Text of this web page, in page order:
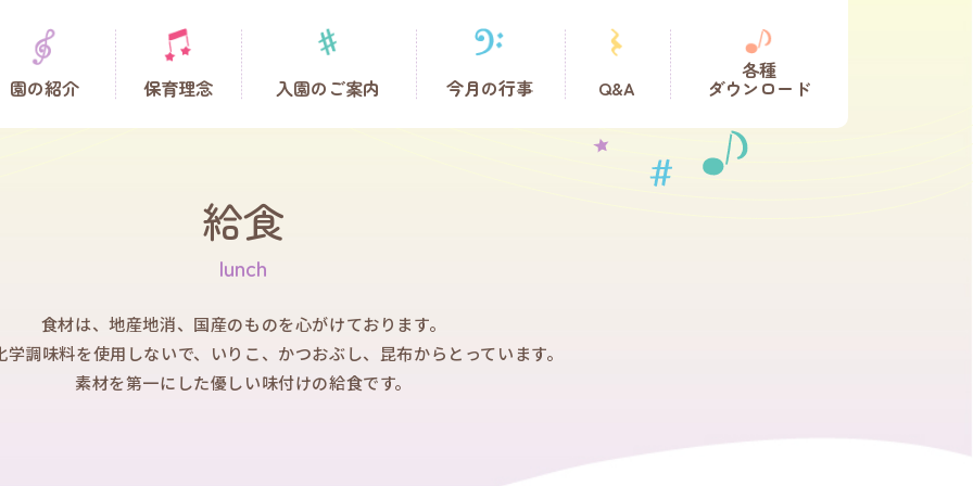
園の紹介 保育理念 入園のご案内 今月の行事 Q&A
各種
ダウンロード
給食
食材は、地産地消、国産のものを心がけております。
調味料を使用しないで、 いりこ、かつおぶし、昆布からとっています。
素材を第一にした優しい味付けの給食です。